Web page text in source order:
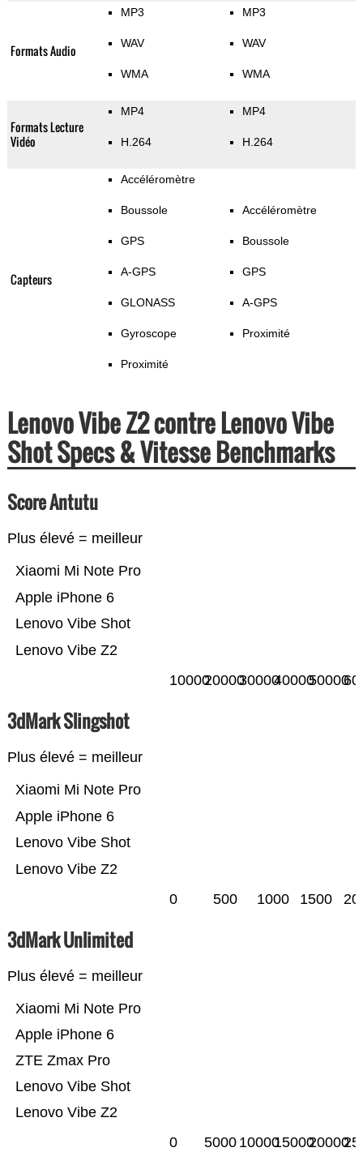
Formats Audio
MP3
WAV
WMA
MP3
WAV
WMA
Formats Lecture
Vidéo
MP4
H.264
MP4
H.264
Capteurs
Accéléromètre
Boussole
GPS
A-GPS
GLONASS
Gyroscope
Proximité
Accéléromètre
Boussole
GPS
A-GPS
Proximité
Lenovo Vibe Z2 contre Lenovo Vibe
Shot Specs & Vitesse Benchmarks
Score Antutu
Plus élevé = meilleur
Lenovo Vibe Z2
Lenovo Vibe Shot
Apple iPhone 6
Xiaomi Mi Note Pro
1000020000300004000050000
3dMark Slingshot
Plus élevé = meilleur
Lenovo Vibe Z2
Lenovo Vibe Shot
Apple iPhone 6
Xiaomi Mi Note Pro
0 500 1000 1500
3dMark Unlimited
Plus élevé = meilleur
Lenovo Vibe Z2
Lenovo Vibe Shot
ZTE Zmax Pro
Apple iPhone 6
Xiaomi Mi Note Pro
0 5000 100001500020000